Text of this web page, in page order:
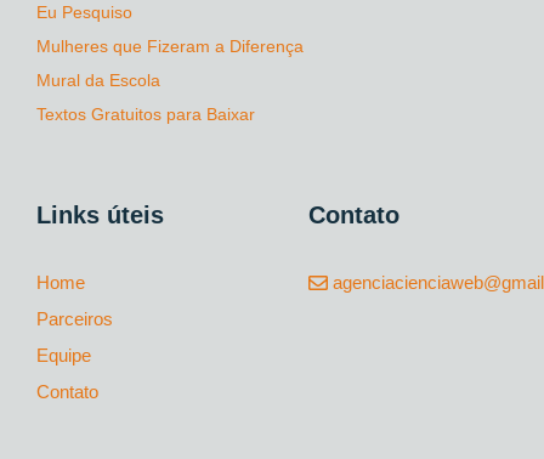
Eu Pesquiso
Mulheres que Fizeram a Diferença
Mural da Escola
Textos Gratuitos para Baixar
Links úteis
Home
Parceiros
Equipe
Contato
Contato